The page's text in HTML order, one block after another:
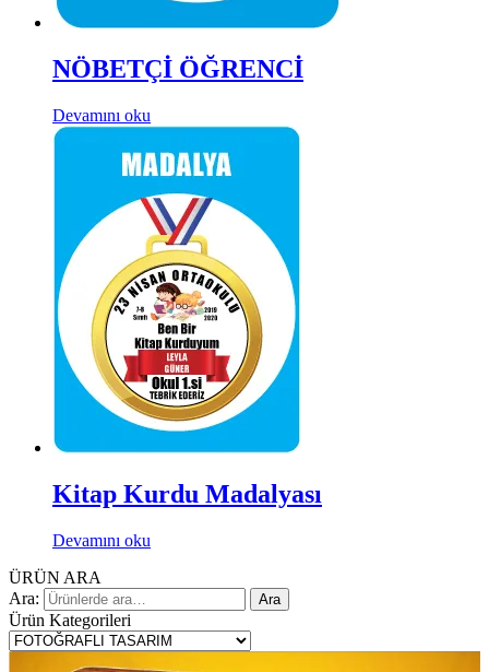
NÖBETÇİ ÖĞRENCİ
Devamını oku
Kitap Kurdu Madalyası
Devamını oku
ÜRÜN ARA
Ara:
Ara
Ürün Kategorileri